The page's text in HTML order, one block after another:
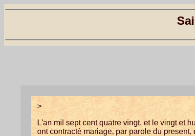
>
L'an mil sept cent quatre vingt, et le vingt et
ont contracté mariage, par parole du